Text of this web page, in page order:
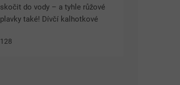
skočit do vody – a tyhle růžové
plavky také! Dívčí kalhotkové
motivem puntíků, obrázkem
128